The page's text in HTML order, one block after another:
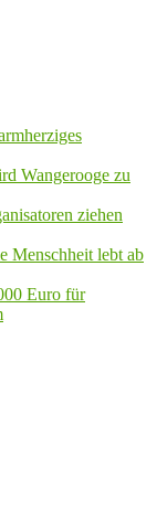
Wangerooge zu
ziehen
Menschheit lebt ab
Euro für